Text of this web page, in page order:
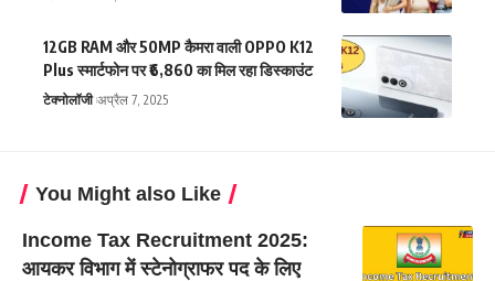
12GB RAM और 50MP कैमरा वाली OPPO K12
Plus स्मार्टफोन पर ₹6,860 का मिल रहा डिस्काउंट
टेक्नोलॉजी अप्रैल 7, 2025
You Might also Like
Income Tax Recruitment 2025:
आयकर विभाग में स्टेनोग्राफर पद के लिए